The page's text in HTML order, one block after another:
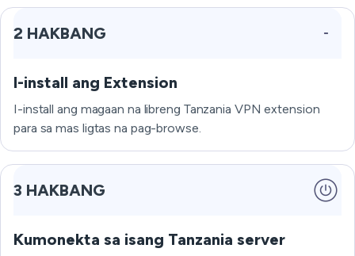
2 HAKBANG
I-install ang Extension
I-install ang magaan na libreng Tanzania VPN extension
para sa mas ligtas na pag-browse.
3 HAKBANG
Kumonekta sa isang Tanzania server